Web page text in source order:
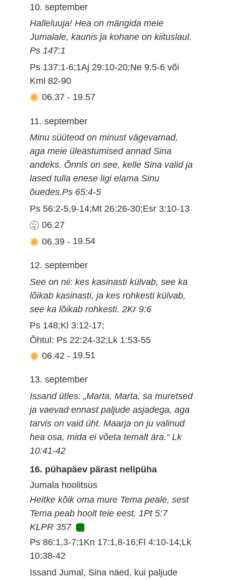
10. september
Halleluuja! Hea on mängida meie
Jumalale, kaunis ja kohane on kiituslaul.
Ps 147:1
Ps 137:1-6;1Aj 29:10-20;Ne 9:5-6 või
Kml 82-90
06.37 - 19.57
11. september
Minu süüteod on minust vägevamad,
aga meie üleastumised annad Sina
andeks. Õnnis on see, kelle Sina valid ja
lased tulla enese ligi elama Sinu
õuedes.Ps 65:4-5
Ps 56:2-5,9-14;Mt 26:26-30;Esr 3:10-13
06.27
06.39 - 19.54
12. september
See on nii: kes kasinasti külvab, see ka
lõikab kasinasti, ja kes rohkesti külvab,
see ka lõikab rohkesti. 2Kr 9:6
Ps 148;Kl 3:12-17;
Õhtul: Ps 22:24-32;Lk 1:53-55
06.42 - 19.51
13. september
Issand ütles: „Marta, Marta, sa muretsed
ja vaevad ennast paljude asjadega, aga
tarvis on vaid üht. Maarja on ju valinud
hea osa, mida ei võeta temalt ära.“ Lk
10:41-42
16. pühapäev pärast nelipüha
Jumala hoolitsus
Heitke kõik oma mure Tema peale, sest
Tema peab hoolt teie eest. 1Pt 5:7
KLPR 357
Ps 86:1,3-7;1Kn 17:1,8-16;Fl 4:10-14;Lk
10:38-42
Issand Jumal, Sina näed, kui paljude